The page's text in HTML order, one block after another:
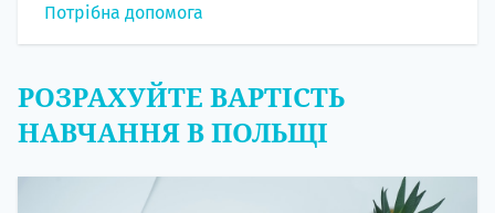
Потрібна допомога
РОЗРАХУЙТЕ ВАРТІСТЬ
НАВЧАННЯ В ПОЛЬЩІ